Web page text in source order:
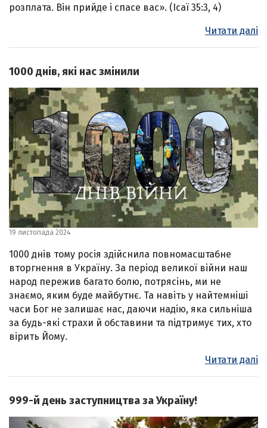
розплата. Він прийде і спасе вас». (Ісаї 35:3, 4)
Читати далі
1000 днів, які нас змінили
19 листопада 2024
1000 днів тому росія здійснила повномасштабне
вторгнення в Україну. За період великої війни наш
народ пережив багато болю, потрясінь, ми не
знаємо, яким буде майбутнє. Та навіть у найтемніші
часи Бог не залишає нас, даючи надію, яка сильніша
за будь-які страхи й обставини та підтримує тих, хто
вірить Йому.
Читати далі
999-й день заступництва за Україну!